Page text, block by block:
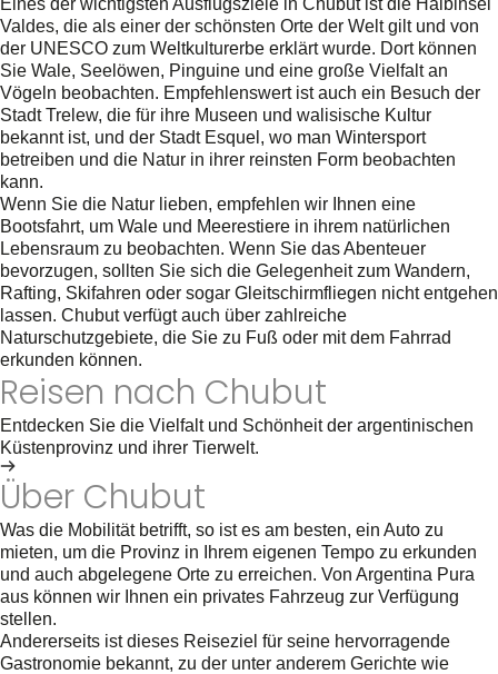
Eines der wichtigsten Ausflugsziele in Chubut ist die Halbinsel
Valdes, die als einer der schönsten Orte der Welt gilt und von
der UNESCO zum Weltkulturerbe erklärt wurde. Dort können
Sie Wale, Seelöwen, Pinguine und eine große Vielfalt an
Vögeln beobachten. Empfehlenswert ist auch ein Besuch der
Stadt Trelew, die für ihre Museen und walisische Kultur
bekannt ist, und der Stadt Esquel, wo man Wintersport
betreiben und die Natur in ihrer reinsten Form beobachten
kann.
Wenn Sie die Natur lieben, empfehlen wir Ihnen eine
Bootsfahrt, um Wale und Meerestiere in ihrem natürlichen
Lebensraum zu beobachten. Wenn Sie das Abenteuer
bevorzugen, sollten Sie sich die Gelegenheit zum Wandern,
Rafting, Skifahren oder sogar Gleitschirmfliegen nicht entgehen
lassen. Chubut verfügt auch über zahlreiche
Naturschutzgebiete, die Sie zu Fuß oder mit dem Fahrrad
erkunden können.
Reisen nach Chubut
Entdecken Sie die Vielfalt und Schönheit der argentinischen
Küstenprovinz und ihrer Tierwelt.
Über Chubut
Was die Mobilität betrifft, so ist es am besten, ein Auto zu
mieten, um die Provinz in Ihrem eigenen Tempo zu erkunden
und auch abgelegene Orte zu erreichen. Von Argentina Pura
aus können wir Ihnen ein privates Fahrzeug zur Verfügung
stellen.
Andererseits ist dieses Reiseziel für seine hervorragende
Gastronomie bekannt, zu der unter anderem Gerichte wie